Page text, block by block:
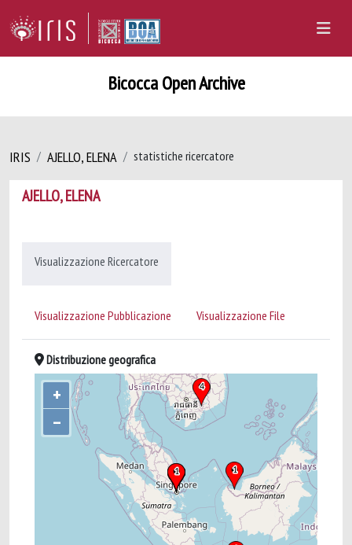
Bicocca Open Archive
IRIS AJELLO, ELENA statistiche ricercatore
AJELLO, ELENA
Visualizzazione Ricercatore
Visualizzazione Pubblicazione Visualizzazione File
Distribuzione geografica
+
–